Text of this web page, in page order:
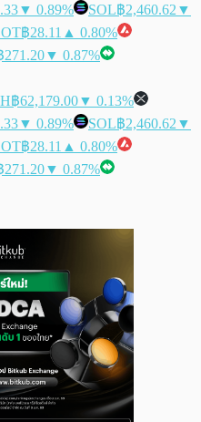
▼ 0.89% SOL฿2,460.62 ▼
฿28.11 ▲ 0.80%
271.20▼ 0.87%
฿62,179.00▼ 0.13%
▼ 0.89% SOL฿2,460.62 ▼
฿28.11 ▲ 0.80%
271.20▼ 0.87%